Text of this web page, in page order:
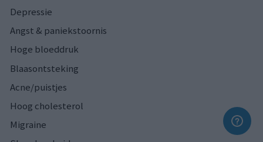
Depressie
Angst & paniekstoornis
Hoge bloeddruk
Blaasontsteking
Acne/puistjes
Hoog cholesterol
Migraine